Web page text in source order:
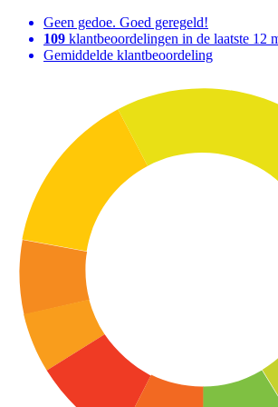
Geen gedoe. Goed geregeld!
109 klantbeoordelingen in de laatste 12
Gemiddelde klantbeoordeling